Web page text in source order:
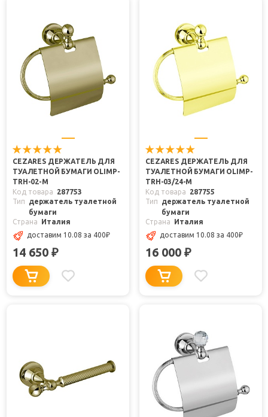
CEZARES ДЕРЖАТЕЛЬ ДЛЯ
ТУАЛЕТНОЙ БУМАГИ OLIMP-
TRH-02-M
Код товара
287753
Тип
держатель туалетной
бумаги
Страна
Италия
доставим 10.08 за 400₽
14 650 ₽
CEZARES ДЕРЖАТЕЛЬ ДЛЯ
ТУАЛЕТНОЙ БУМАГИ OLIMP-
TRH-03/24-M
Код товара
287755
Тип
держатель туалетной
бумаги
Страна
Италия
доставим 10.08 за 400₽
16 000 ₽